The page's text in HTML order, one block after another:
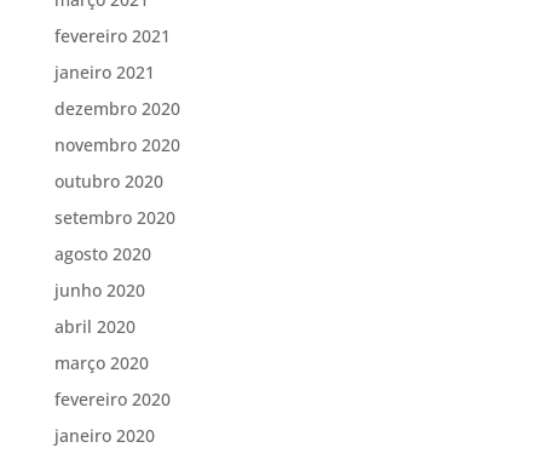
fevereiro 2021
janeiro 2021
dezembro 2020
novembro 2020
outubro 2020
setembro 2020
agosto 2020
junho 2020
abril 2020
março 2020
fevereiro 2020
janeiro 2020